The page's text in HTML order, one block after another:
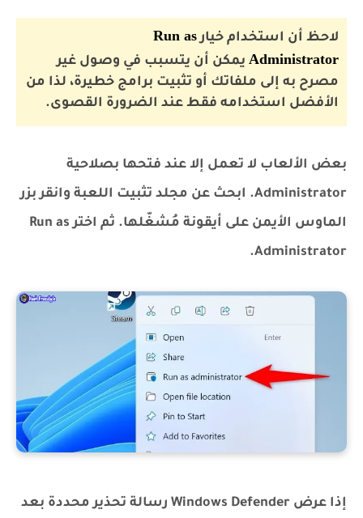
لاحظ أن استخدام خيارRun as
Administrator يمكن أن يتسبب في وصول غير
مصرح به إلى ملفاتك أو تثبيت برامج خطيرة، لذا من
الأفضل استخدامه فقط عند الضرورة القصوى.
بعض الألعاب لا تعمل إلا عند فتحها بصلاحية
Administrator. ابحث عن مجلد تثبيت اللعبة وانقر بزر
الماوس الأيمن على أيقونة مُشغّلها. ثم اختر Run as
Administrator.
إذا عرض Windows Defender رسالة تحذير محددة بعد